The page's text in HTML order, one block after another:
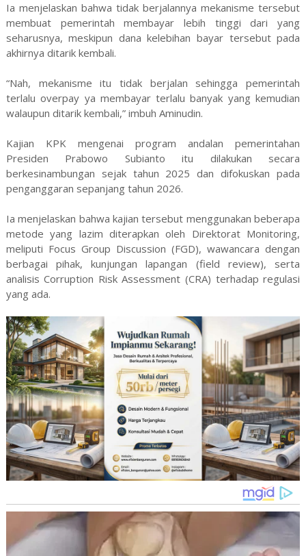
Ia menjelaskan bahwa tidak berjalannya mekanisme tersebut
membuat pemerintah membayar lebih tinggi dari yang
seharusnya, meskipun dana kelebihan bayar tersebut pada
akhirnya ditarik kembali.
“Nah, mekanisme itu tidak berjalan sehingga pemerintah
terlalu overpay ya membayar terlalu banyak yang kemudian
walaupun ditarik kembali,” imbuh Aminudin.
Kajian KPK mengenai program andalan pemerintahan
Presiden Prabowo Subianto itu dilakukan secara
berkesinambungan sejak tahun 2025 dan difokuskan pada
penganggaran sepanjang tahun 2026.
Ia menjelaskan bahwa kajian tersebut menggunakan beberapa
metode yang lazim diterapkan oleh Direktorat Monitoring,
meliputi Focus Group Discussion (FGD), wawancara dengan
berbagai pihak, kunjungan lapangan (field review), serta
analisis Corruption Risk Assessment (CRA) terhadap regulasi
yang ada.